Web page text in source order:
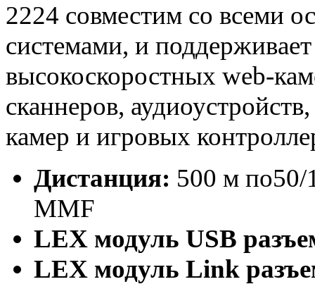
2224 совместим со всеми
системами, и
высокоскоростных web-
сканнеров,
камер и игровых
Дистанция: 500 м
MMF
LEX модуль USB
LEX модуль Link